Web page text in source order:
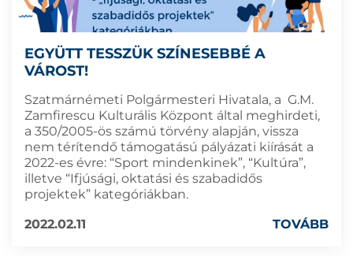
EGYÜTT TESSZÜK SZÍNESEBBÉ A
VÁROST!
Szatmárnémeti Polgármesteri Hivatala, a G.M.
Zamfirescu Kulturális Központ által meghirdeti,
a 350/2005-ös számú törvény alapján, vissza
nem térítendő támogatású pályázati kiírását a
2022-es évre: “Sport mindenkinek”, “Kultúra”,
illetve “Ifjúsági, oktatási és szabadidős
projektek” kategóriákban.
2022.02.11
TOVÁBB